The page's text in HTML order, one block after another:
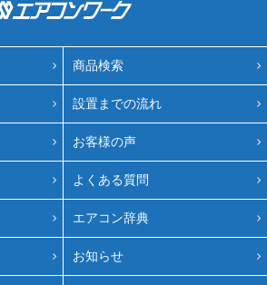
商品検索
設置までの流れ
お客様の声
よくある質問
エアコン辞典
お知らせ